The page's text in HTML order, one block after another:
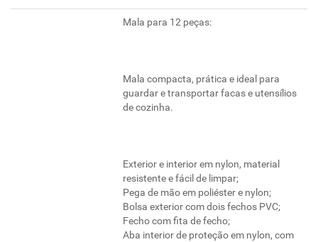
Mala para 12 peças:
Mala compacta, prática e ideal para
guardar e transportar facas e utensílios
de cozinha.
Exterior e interior em nylon, material
resistente e fácil de limpar;
Pega de mão em poliéster e nylon;
Bolsa exterior com dois fechos PVC;
Fecho com fita de fecho;
Aba interior de proteção em nylon, com